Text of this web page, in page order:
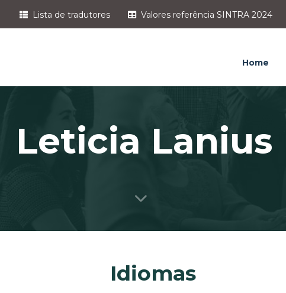
Lista de tradutores Valores referência SINTRA 2024
Home
Leticia Lanius
Idiomas